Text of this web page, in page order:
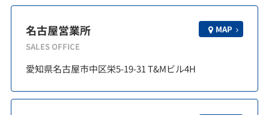
名古屋営業所
SALES OFFICE
MAP
愛知県名古屋市中区栄5-19-31 T&Mビル4H